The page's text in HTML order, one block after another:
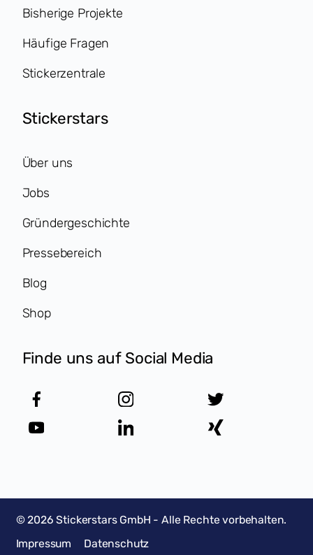
Bisherige Projekte
Häufige Fragen
Stickerzentrale
Stickerstars
Über uns
Jobs
Gründergeschichte
Pressebereich
Blog
Shop
Finde uns auf Social Media
© 2026 Stickerstars GmbH - Alle Rechte vorbehalten.
Impressum
Datenschutz